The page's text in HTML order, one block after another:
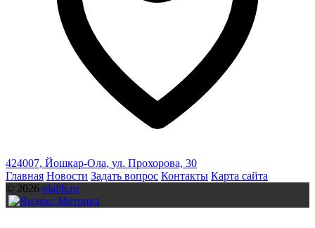
424007, Йошкар-Ола, ул. Прохорова, 30
Главная Новости Задать вопрос Контакты Карта сайта
© 2026 olalib.ru